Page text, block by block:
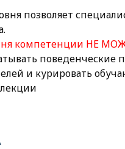
позволяет
компетенции НЕ
поведенческие
и курировать